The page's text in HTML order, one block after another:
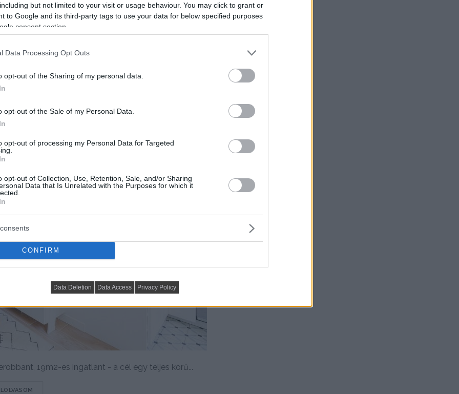
but not limited to your visit or usage behaviour. You may click to grant or
to Google and its third-party tags to use your data for below specified purposes
consent section.
Data Processing Opt Outs
opt-out of the Sharing of my personal data.
opt-out of the Sale of my Personal Data.
opt-out of processing my Personal Data for Targeted
opt-out of Collection, Use, Retention, Sale, and/or Sharing
Data that Is Unrelated with the Purposes for which it
CONFIRM
Data Deletion Data Access Privacy Policy
kihasznált 3.5m
es lakásban
19m2-es ingatlant - a cél egy teljes körű...